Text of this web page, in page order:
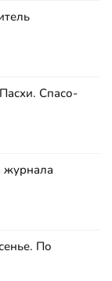
Спасо-
журнала
По